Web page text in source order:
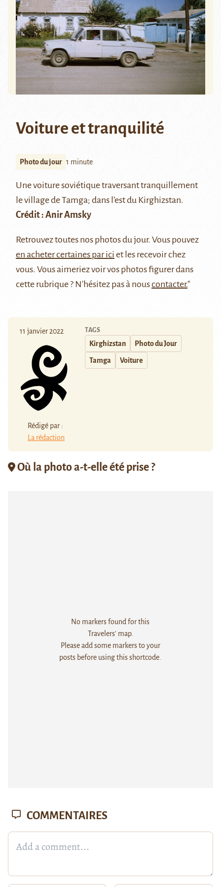
Voiture et tranquilité
Photo du jour 1 minute
Une voiture soviétique traversant tranquillement
le village de Tamga; dans l’est du Kirghizstan.
Crédit : Anir Amsky
Retrouveztoutes nos photos du jour. Vous pouvez
en acheter certaines par ici et les recevoir chez
vous. Vous aimeriez voir vos photos figurer dans
cette rubrique ? N'hésitez pas à nouscontacter."
11 janvier 2022
Rédigé par :
La rédaction
TAGS
Kirghizstan Photo du Jour
Tamga Voiture
Où la photo a-t-elle été prise ?
No markers found for this
Travelers' map.
Please add some markers to your
posts before using this shortcode.
COMMENTAIRES